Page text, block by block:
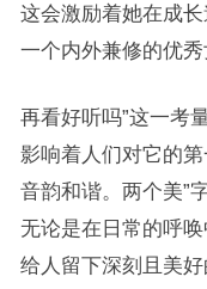
这会激励着她在成
一个内外兼修的优秀
再看好听吗”这一考
影响着人们对它的第
音韵和谐。两个美”
无论是在日常的呼
给人留下深刻且美